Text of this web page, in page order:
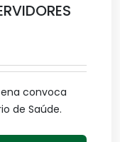
convoca
de Saúde.